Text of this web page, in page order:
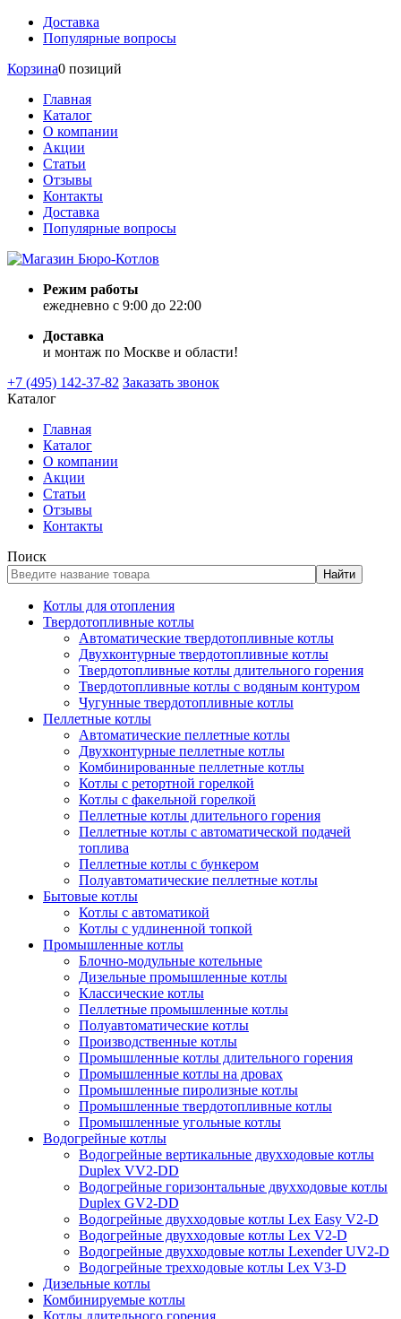
Доставка
Популярные вопросы
Корзина0 позиций
Главная
Каталог
О компании
Акции
Статьи
Отзывы
Контакты
Доставка
Популярные вопросы
Режим работы
ежедневно с 9:00 до 22:00
Доставка
и монтаж по Москве и области!
+7 (495) 142-37-82 Заказать звонок
Каталог
Главная
Каталог
О компании
Акции
Статьи
Отзывы
Контакты
Поиск
Найти
Котлы для отопления
Твердотопливные котлы
Автоматические твердотопливные котлы
Двухконтурные твердотопливные котлы
Твердотопливные котлы длительного горения
Твердотопливные котлы с водяным контуром
Чугунные твердотопливные котлы
Пеллетные котлы
Автоматические пеллетные котлы
Двухконтурные пеллетные котлы
Комбинированные пеллетные котлы
Котлы с ретортной горелкой
Котлы с факельной горелкой
Пеллетные котлы длительного горения
Пеллетные котлы с автоматической подачей
топлива
Пеллетные котлы с бункером
Полуавтоматические пеллетные котлы
Бытовые котлы
Котлы с автоматикой
Котлы с удлиненной топкой
Промышленные котлы
Блочно-модульные котельные
Дизельные промышленные котлы
Классические котлы
Пеллетные промышленные котлы
Полуавтоматические котлы
Производственные котлы
Промышленные котлы длительного горения
Промышленные котлы на дровах
Промышленные пиролизные котлы
Промышленные твердотопливные котлы
Промышленные угольные котлы
Водогрейные котлы
Водогрейные вертикальные двухходовые котлы
Duplex VV2-DD
Водогрейные горизонтальные двухходовые котлы
Duplex GV2-DD
Водогрейные двухходовые котлы Lex Easy V2-D
Водогрейные двухходовые котлы Lex V2-D
Водогрейные двухходовые котлы Lexender UV2-D
Водогрейные трехходовые котлы Lex V3-D
Дизельные котлы
Комбинируемые котлы
Котлы длительного горения